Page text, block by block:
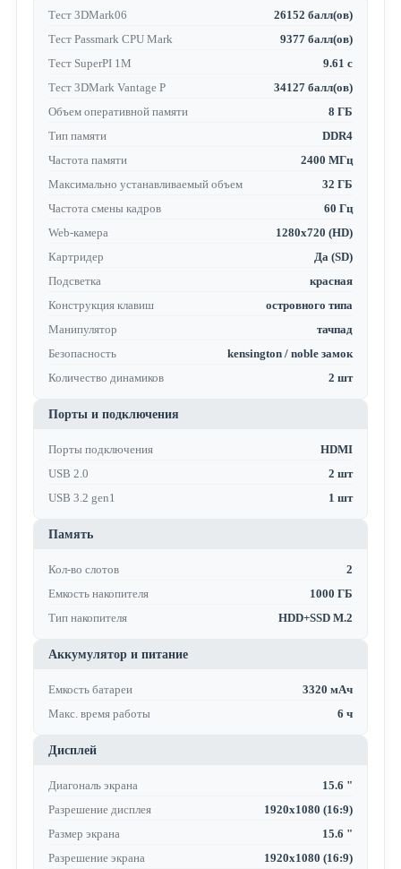
Тест 3DMark06
26152 балл(ов)
Тест Passmark CPU Mark
9377 балл(ов)
Тест SuperPI 1M
9.61 с
Тест 3DMark Vantage P
34127 балл(ов)
Объем оперативной памяти
8 ГБ
Тип памяти
DDR4
Частота памяти
2400 МГц
Максимально устанавливаемый объем
32 ГБ
Частота смены кадров
60 Гц
Web-камера
1280x720 (HD)
Картридер
Да (SD)
Подсветка
красная
Конструкция клавиш
островного типа
Манипулятор
тачпад
Безопасность
kensington / noble замок
Количество динамиков
2 шт
Порты и подключения
Порты подключения
HDMI
USB 2.0
2 шт
USB 3.2 gen1
1 шт
Память
Кол-во слотов
2
Емкость накопителя
1000 ГБ
Тип накопителя
HDD+SSD M.2
Аккумулятор и питание
Емкость батареи
3320 мАч
Макс. время работы
6 ч
Дисплей
Диагональ экрана
15.6 "
Разрешение дисплея
1920x1080 (16:9)
Размер экрана
15.6 "
Разрешение экрана
1920x1080 (16:9)